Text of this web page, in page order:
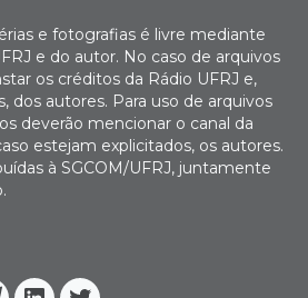
e fotografias é livre mediante
e do autor. No caso de arquivos
os créditos da Rádio UFRJ e,
dos autores. Para uso de arquivos
deverão mencionar o canal da
estejam explicitados, os autores.
à SGCOM/UFRJ, juntamente